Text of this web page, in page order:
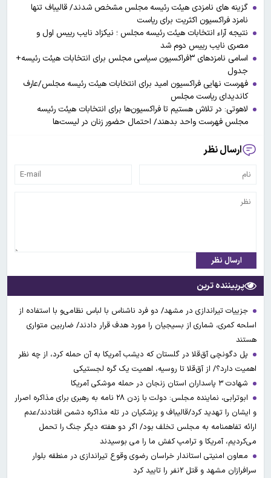
گزینه های نامزدی هیئت رئیسه مجلس مشخص شدند/ قالیباف تنها
نامزد فراکسیون اکثریت برای ریاست
نتیجه آراء انتخابات هیئت رئیسه مجلس ؛ نیکزاد نایب رییس اول و
مصری نایب رییس دوم شد
اسامی نامزدهای ۳فراکسیون سیاسی مجلس برای انتخابات هیئت رئیسه+
جدول
فهرست نهایی فراکسیون امید برای انتخابات هیئت رئیسه مجلس/عارف‬
کاندیدای ریاست مجلس
لاهوتی: در تلاش هستیم تا فراکسیون‌ها برای انتخابات هیئت رئیسه
مجلس فهرست واحد بدهند/ احتمال حضور زنان در لیست‌ها
ارسال نظر
ارسال نظر
پربیننده ترین
جزییات تیراندازی در مشهد/ دو فرد ناشناس با لباس نظامی‌و با استفاده از
اسلحه کمری، شماری از بسیجیان را مورد هدف قرار دادند/ ضاربین متواری
هستند
پل دگونچی آق‌قلا در گلستان که دیشب آمریکا به آن حمله کرد، از چه نظر
اهمیت دارد؟/ از آق‌قلا تا روسیه، اهمیت یک گره لجستیکی
شهادت ۳ ‌پاسداران استان زنجان در حمله موشکی آمریکا
ابوترابی، نماینده مجلس: دولت با زدن ۲۸ نامه به رهبری برای مذاکره اصرار
و ایشان را تهدید کرد/قالیباف و پزشکیان در تله مذاکره دشمن افتادند/عدم
ارائه تفاهمنامه به مجلس تخلف بود/ اگر دو هفته دیگر جنگ را تحمل
می‌کردیم، آمریکا و ترامپ کفش ما را می بوسیدند
معاون امنیتی استاندار خراسان رضوی وقوع تیراندازی در منطقه بلوار
سرافرازان مشهد و قتل ۲نفر را تایید کرد